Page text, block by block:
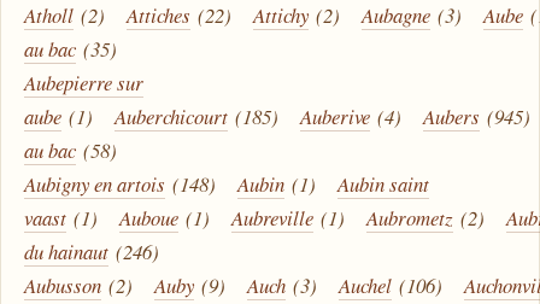
Atholl (2) Attiches (22) Attichy (2) Aubagne (3) Aube
au bac (35)
Aubepierre sur
aube (1) Auberchicourt (185) Auberive (4) Aubers (945)
au bac (58)
Aubigny en artois (148) Aubin (1)
Aubin saint
vaast (1) Auboue (1) Aubreville (1) Aubrometz (2)
du hainaut (246)
Aubusson (2) Auby (9) Auch (3) Auchel (106)